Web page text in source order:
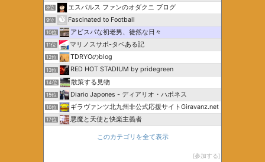
8位 エスパルス ファンのオダクニ ブログ
9位 Fascinated to Football
10位 アビスパな初老男、徒然な日々
11位 マリノスサポ-タベある記
12位 TDRYOのblog
13位 RED HOT STADIUM by pridegreen
14位 散策する見物
15位 Diario Japones - ディアリオ・ハポネス
16位 ギラヴァンツ北九州非公式応援サイトGiravanz.net
17位 悪魔と天使と快楽主義者
このカテゴリを全て表示
参加する